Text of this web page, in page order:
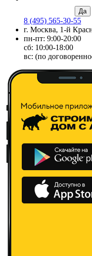
8 (495) 565-30-55
г. Москва, 1-й
пн-пт: 9:00-20:00
сб: 10:00-18:00
вс: (по